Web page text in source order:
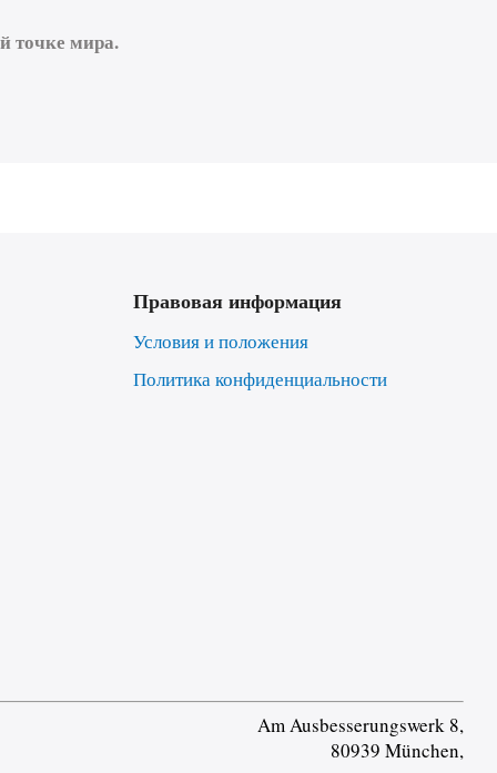
точке мира.
Правовая информация
Условия и положения
Политика конфиденциальности
Am Ausbesserungswerk 8,
80939 München,